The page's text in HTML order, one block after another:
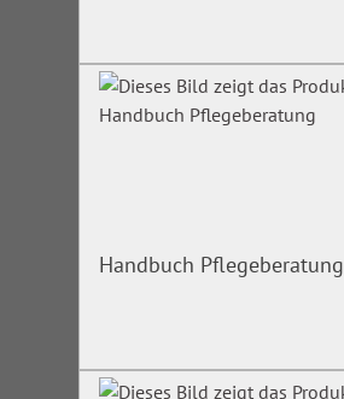
Handbuch Pflegeberatung